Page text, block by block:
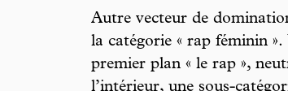
Autre vecteur de
la catégorie « rap féminin
premier plan « le rap »,
l’intérieur, une sous-